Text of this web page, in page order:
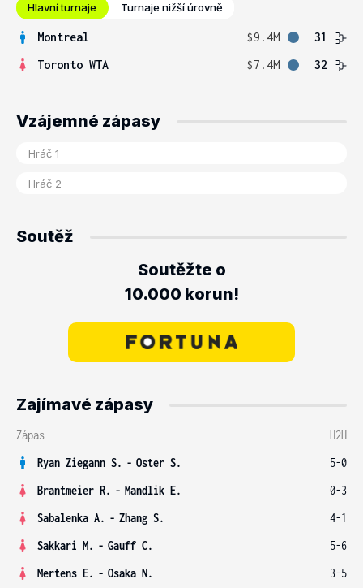
Hlavní turnaje Turnaje nižší úrovně
Montreal $9.4M
31
Toronto WTA
$7.4M 32
Vzájemné zápasy
Soutěž
Soutěžte o
10.000 korun!
Zajímavé zápasy
Zápas
H2H
Ryan Ziegann S. - Oster S.
5-0
Brantmeier R. - Mandlik E.
0-3
Sabalenka A. - Zhang S.
4-1
Sakkari M. - Gauff C.
5-6
Mertens E. - Osaka N.
3-5